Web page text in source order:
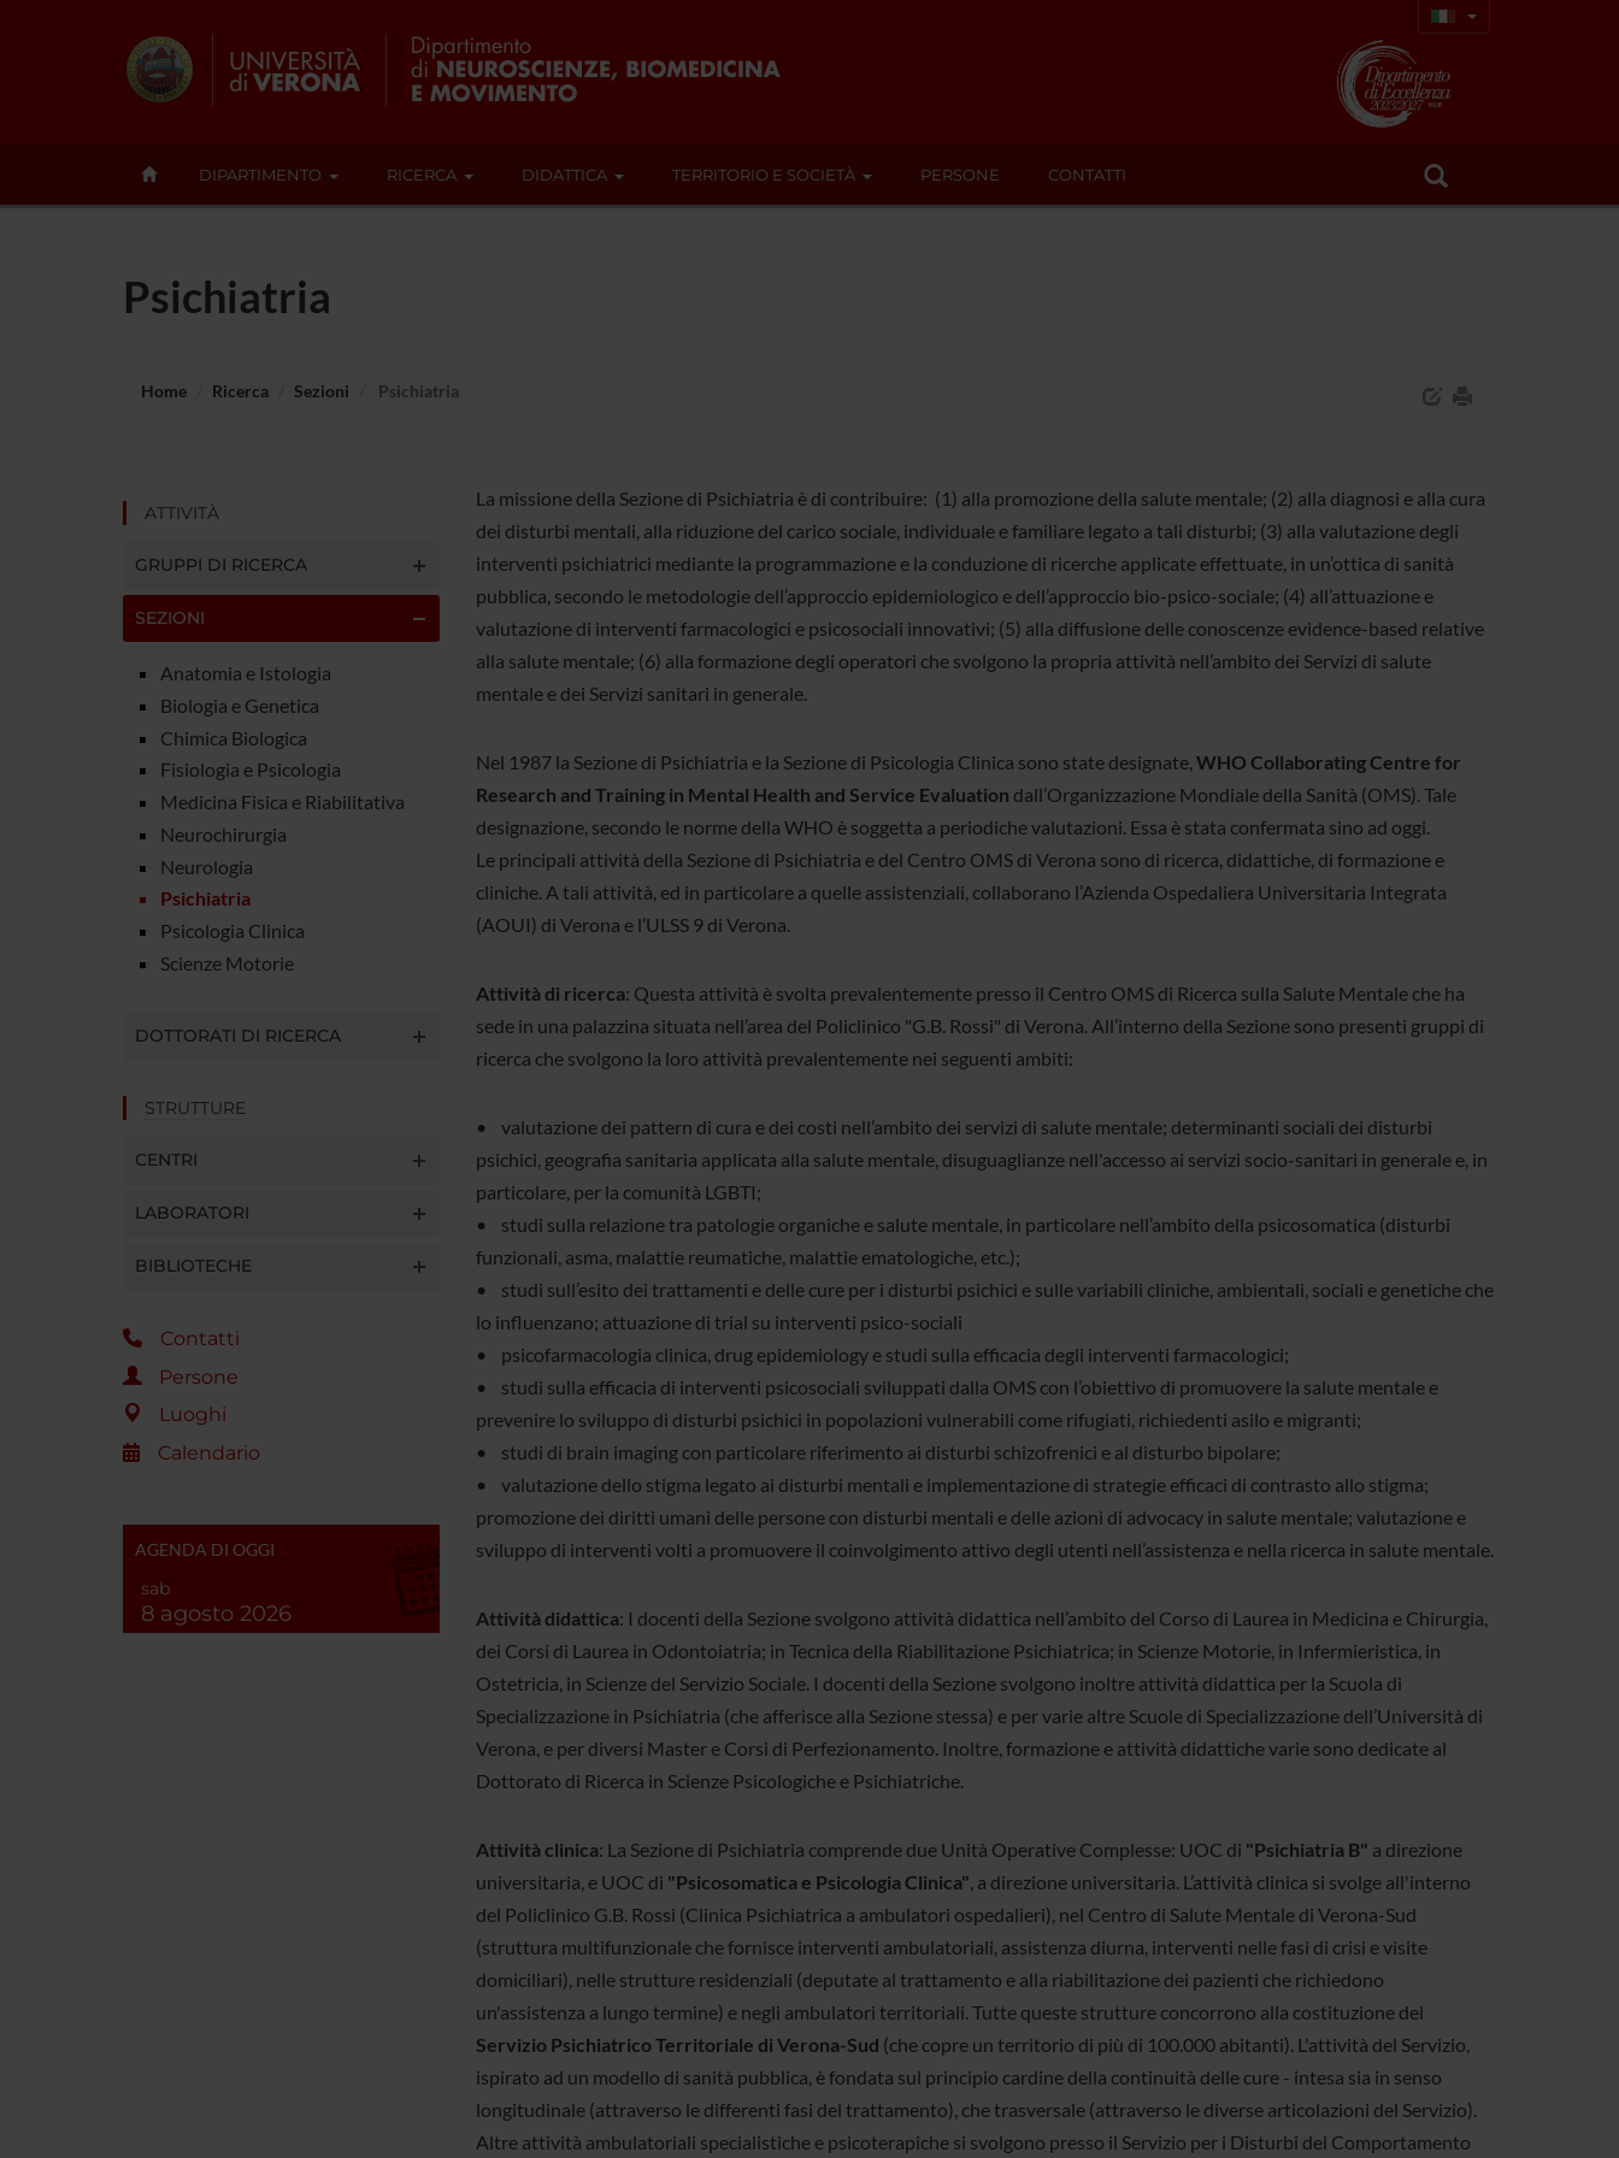
DIPARTIMENTO RICERCA DIDATTICA TERRITORIO E SOCIETÀ PERSONE CONTATTI
Psichiatria
Home Ricerca Sezioni Psichiatria
ATTIVITÀ
GRUPPI DI RICERCA
SEZIONI
Anatomia e Istologia
Biologia e Genetica
Chimica Biologica
Fisiologia e Psicologia
Medicina Fisica e Riabilitativa
Neurochirurgia
Neurologia
Psichiatria
Psicologia Clinica
Scienze Motorie
DOTTORATI DI RICERCA
STRUTTURE
CENTRI
LABORATORI
BIBLIOTECHE
Contatti
Persone
Luoghi
Calendario
AGENDA DI OGGI
sab
8 agosto 2026
La missione della Sezione di Psichiatria è di contribuire: (1) alla promozione della salute mentale; (2) alla diagnosi e alla cura
dei disturbi mentali, alla riduzione del carico sociale, individuale e familiare legato a tali disturbi; (3) alla valutazione degli
interventi psichiatrici mediante la programmazione e la conduzione di ricerche applicate effettuate, in un’ottica di sanità
pubblica, secondo le metodologie dell’approccio epidemiologico e dell’approccio bio-psico-sociale; (4) all’attuazione e
valutazione di interventi farmacologici e psicosociali innovativi; (5) alla diffusione delle conoscenze evidence-based relative
alla salute mentale; (6) alla formazione degli operatori che svolgono la propria attività nell’ambito dei Servizi di salute
mentale e dei Servizi sanitari in generale.
Nel 1987 la Sezione di Psichiatria e la Sezione di Psicologia Clinica sono state designate, WHO Collaborating Centre for
Research and Training in Mental Health and Service Evaluation dall’Organizzazione Mondiale della Sanità (OMS). Tale
designazione, secondo le norme della WHO è soggetta a periodiche valutazioni. Essa è stata confermata sino ad oggi.
Le principali attività della Sezione di Psichiatria e del Centro OMS di Verona sono di ricerca, didattiche, di formazione e
cliniche. A tali attività, ed in particolare a quelle assistenziali, collaborano l’Azienda Ospedaliera Universitaria Integrata
(AOUI) di Verona e l’ULSS 9 di Verona.
Attività di ricerca: Questa attività è svolta prevalentemente presso il Centro OMS di Ricerca sulla Salute Mentale che ha
sede in una palazzina situata nell’area del Policlinico "G.B. Rossi" di Verona. All’interno della Sezione sono presenti gruppi di
ricerca che svolgono la loro attività prevalentemente nei seguenti ambiti:
• valutazione dei pattern di cura e dei costi nell’ambito dei servizi di salute mentale; determinanti sociali dei disturbi
psichici, geografia sanitaria applicata alla salute mentale, disuguaglianze nell'accesso ai servizi socio-sanitari in generale e, in
particolare, per la comunità LGBTI;
• studi sulla relazione tra patologie organiche e salute mentale, in particolare nell’ambito della psicosomatica (disturbi
funzionali, asma, malattie reumatiche, malattie ematologiche, etc.);
• studi sull’esito dei trattamenti e delle cure per i disturbi psichici e sulle variabili cliniche, ambientali, sociali e genetiche che
lo influenzano; attuazione di trial su interventi psico-sociali
• psicofarmacologia clinica, drug epidemiology e studi sulla efficacia degli interventi farmacologici;
• studi sulla efficacia di interventi psicosociali sviluppati dalla OMS con l’obiettivo di promuovere la salute mentale e
prevenire lo sviluppo di disturbi psichici in popolazioni vulnerabili come rifugiati, richiedenti asilo e migranti;
• studi di brain imaging con particolare riferimento ai disturbi schizofrenici e al disturbo bipolare;
• valutazione dello stigma legato ai disturbi mentali e implementazione di strategie efficaci di contrasto allo stigma;
promozione dei diritti umani delle persone con disturbi mentali e delle azioni di advocacy in salute mentale; valutazione e
sviluppo di interventi volti a promuovere il coinvolgimento attivo degli utenti nell’assistenza e nella ricerca in salute mentale.
Attività didattica: I docenti della Sezione svolgono attività didattica nell’ambito del Corso di Laurea in Medicina e Chirurgia,
dei Corsi di Laurea in Odontoiatria; in Tecnica della Riabilitazione Psichiatrica; in Scienze Motorie, in Infermieristica, in
Ostetricia, in Scienze del Servizio Sociale. I docenti della Sezione svolgono inoltre attività didattica per la Scuola di
Specializzazione in Psichiatria (che afferisce alla Sezione stessa) e per varie altre Scuole di Specializzazione dell’Università di
Verona, e per diversi Master e Corsi di Perfezionamento. Inoltre, formazione e attività didattiche varie sono dedicate al
Dottorato di Ricerca in Scienze Psicologiche e Psichiatriche.
Attività clinica: La Sezione di Psichiatria comprende due Unità Operative Complesse: UOC di "Psichiatria B" a direzione
universitaria, e UOC di "Psicosomatica e Psicologia Clinica", a direzione universitaria. L’attività clinica si svolge all'interno
del Policlinico G.B. Rossi (Clinica Psichiatrica a ambulatori ospedalieri), nel Centro di Salute Mentale di Verona-Sud
(struttura multifunzionale che fornisce interventi ambulatoriali, assistenza diurna, interventi nelle fasi di crisi e visite
domiciliari), nelle strutture residenziali (deputate al trattamento e alla riabilitazione dei pazienti che richiedono
un'assistenza a lungo termine) e negli ambulatori territoriali. Tutte queste strutture concorrono alla costituzione del
Servizio Psichiatrico Territoriale di Verona-Sud (che copre un territorio di più di 100.000 abitanti). L'attività del Servizio,
ispirato ad un modello di sanità pubblica, è fondata sul principio cardine della continuità delle cure - intesa sia in senso
longitudinale (attraverso le differenti fasi del trattamento), che trasversale (attraverso le diverse articolazioni del Servizio).
Altre attività ambulatoriali specialistiche e psicoterapiche si svolgono presso il Servizio per i Disturbi del Comportamento